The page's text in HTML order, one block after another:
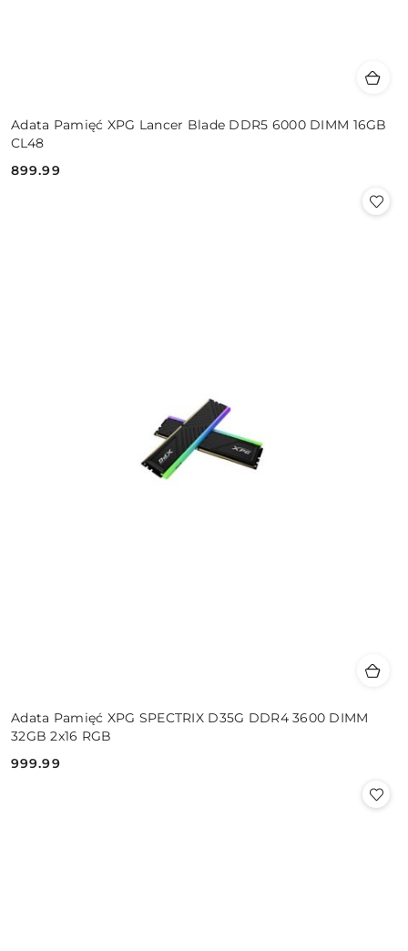
Adata Pamięć XPG Lancer Blade DDR5 6000 DIMM 16GB
CL48
Cena:
899.99
Adata Pamięć XPG SPECTRIX D35G DDR4 3600 DIMM
32GB 2x16 RGB
Cena:
999.99